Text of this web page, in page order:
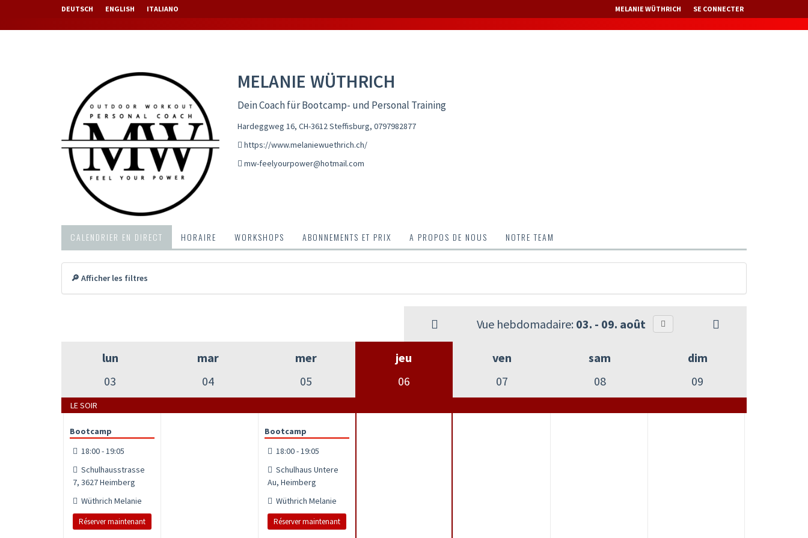
DEUTSCH ENGLISH ITALIANO MELANIE WÜTHRICH SE CONNECTER
MELANIE WÜTHRICH
Dein Coach für Bootcamp- und Personal Training
Hardeggweg 16, CH-3612 Steffisburg, 0797982877
https://www.melaniewuethrich.ch/
mw-feelyourpower@hotmail.com
CALENDRIER EN DIRECT HORAIRE WORKSHOPS ABONNEMENTS ET PRIX A PROPOS DE NOUS NOTRE TEAM
🔎 Afficher les filtres
Vue hebdomadaire: 03. - 09. août
lun
03
mar
04
mer
05
jeu
06
ven
07
sam
08
dim
09
LE SOIR
Bootcamp
18:00 - 19:05
Schulhausstrasse
7, 3627 Heimberg
Wüthrich Melanie
Réserver maintenant
Bootcamp
18:00 - 19:05
Schulhaus Untere
Au, Heimberg
Wüthrich Melanie
Réserver maintenant